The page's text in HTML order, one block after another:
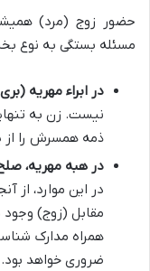
حضور زوج (مرد)
مسئله بستگی به نوع
در ابراء مهریه
نیست. زن به
ذمه همسرش را از
در هبه مهریه،
در این موارد، از
مقابل (زوج) وجود
همراه مدارک
ضروری خواهد بود.